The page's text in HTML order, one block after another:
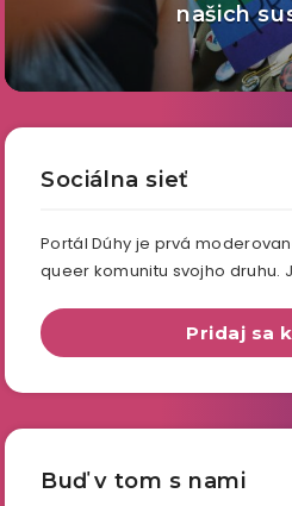
našich
Sociálna sieť
Portál Dúhy je prvá
queer komunitu svojho druhu.
Pridaj sa
Buď v tom s nami